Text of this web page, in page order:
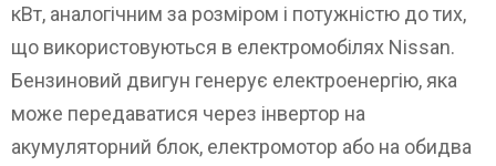
кВт, аналогічним за розміром і потужністю до тих,
що використовуються в електромобілях Nissan.
Бензиновий двигун генерує електроенергію, яка
може передаватися через інвертор на
акумуляторний блок, електромотор або на обидва